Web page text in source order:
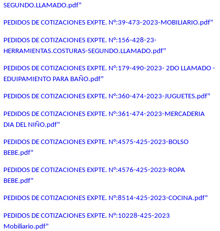
SEGUNDO.LLAMADO.pdf"
PEDIDOS DE COTIZACIONES EXPTE. N°:39-473-2023-MOBILIARIO.pdf"
PEDIDOS DE COTIZACIONES EXPTE. N°:156-428-23-
HERRAMIENTAS.COSTURAS-SEGUNDO.LLAMADO.pdf"
PEDIDOS DE COTIZACIONES EXPTE. N°:179-490-2023- 2DO LLAMADO -
EDUIPAMIENTO PARA BAÑO.pdf"
PEDIDOS DE COTIZACIONES EXPTE. N°:360-474-2023-JUGUETES.pdf"
PEDIDOS DE COTIZACIONES EXPTE. N°:361-474-2023-MERCADERIA
DIA DEL NIÑO.pdf"
PEDIDOS DE COTIZACIONES EXPTE. N°:4575-425-2023-BOLSO
BEBE.pdf"
PEDIDOS DE COTIZACIONES EXPTE. N°:4576-425-2023-ROPA
BEBE.pdf"
PEDIDOS DE COTIZACIONES EXPTE. N°:8514-425-2023-COCINA.pdf"
PEDIDOS DE COTIZACIONES EXPTE. N°:10228-425-2023
Mobiliario.pdf"